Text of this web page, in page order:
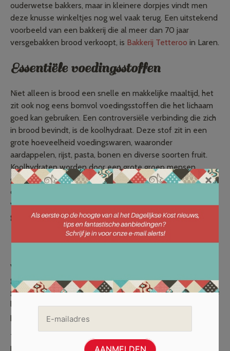
ouderwetse bakkers, maar in kleinere dorpjes vindt men
deze knusse winkeltjes nog wel vaak terug. Een uitstekend
voorbeeld van een bakkerij die al meer dan 70 jaar
versgebakken brood verkoopt, is Bakkerij Tetteroo in Laren.
Essentiële voedingsstoffen
Niet alleen is brood een snelle en makkelijke maaltijd, het
zit ook nog eens bomvol voedingsstoffen die het lichaam
goed kan gebruiken. Een controversiële verbinding die zich
in brood bevindt, is de koolhydraat. Deze stof zit in een
grote hoeveelheid voedingswaren, waaronder
aardappelen, rijst, pasta, bonen en diverse soorten fruit.
Koolhydraten worden door een grote groep mensen
gevreesd, terwijl dit eigenlijk een hele belangrijke stof is
dat het lichaam goed kan gebruiken. Het zorgt er namelijk
voor dat het lichaam energie krijgt en draagt bij aan
gezonde hersenen en bloedcellen.
Brood in verschillende varianten
Vroeger werd voornamelijk tarwebrood of roggebrood
gegeten. Toendertijd was gist nog niet ontdekt en
gebruikte men het deeg van de vorige dag om het brood te
laten rijzen. Sinds de 19e eeuw wordt gist gebruikt om dit
proces te vergemakkelijken en luchtig brood te maken.
Tegenwoordig zijn er ontelbaar veel diverse soorten
×